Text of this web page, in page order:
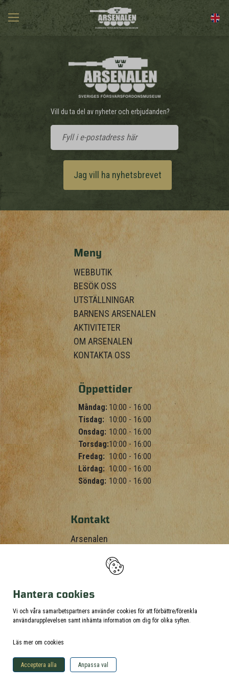
Vill du ta del av nyheter och erbjudanden?
Jag vill ha nyhetsbrevet
Meny
WEBBUTIK
BESÖK OSS
UTSTÄLLNINGAR
BARNENS ARSENALEN
AKTIVITETER
OM ARSENALEN
KONTAKTA OSS
Öppettider
Måndag: 10:00 - 16:00
Tisdag: 10:00 - 16:00
Onsdag: 10:00 - 16:00
Torsdag:10:00 - 16:00
Fredag: 10:00 - 16:00
Lördag: 10:00 - 16:00
Söndag: 10:00 - 16:00
Kontakt
Arsenalen
Mail: info@arsenalen.se
Hantera cookies
Vi och våra samarbetspartners använder cookies för att förbättre/förenkla
användarupplevelsen samt inhämta information om dig för olika syften.
Läs mer om cookies
Acceptera alla Anpassa val